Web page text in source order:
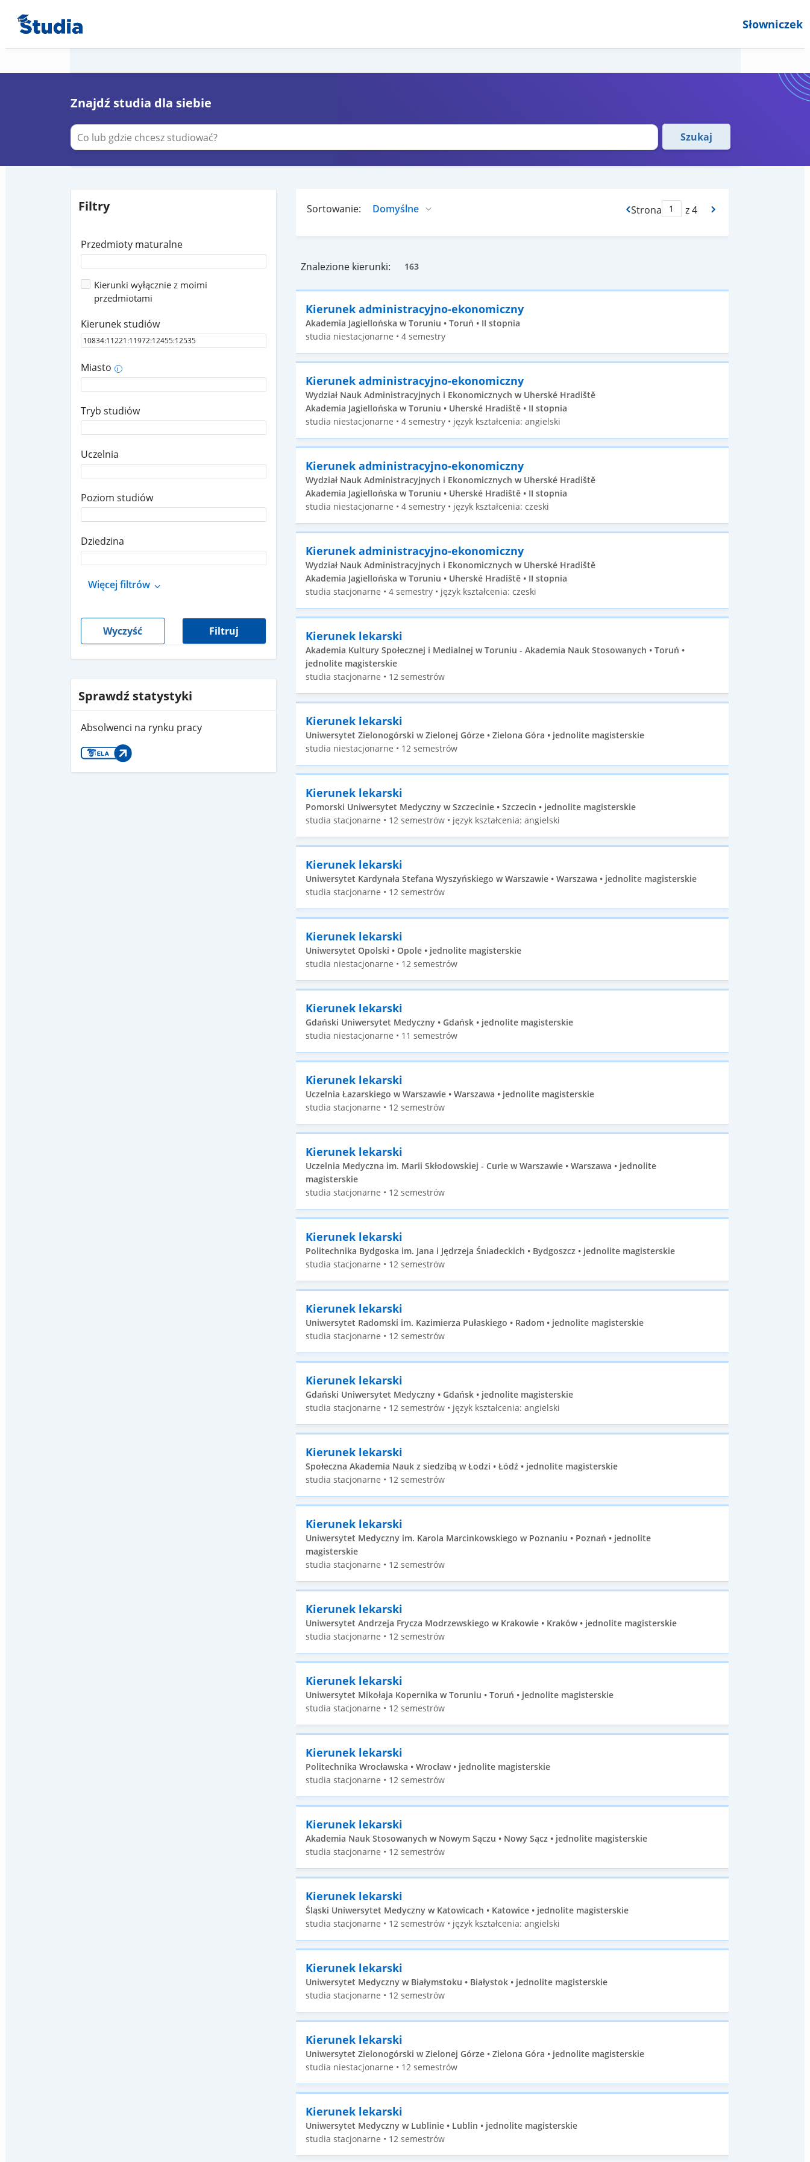
Słowniczek
Znajdź studia dla siebie
Szukaj
Filtry
Przedmioty maturalne
Kierunki wyłącznie z moimi
przedmiotami
Kierunek studiów
Miasto i
Tryb studiów
Uczelnia
Poziom studiów
Dziedzina
Więcej filtrów
Wyczyść Filtruj
Sprawdź statystyki
Absolwenci na rynku pracy
Sortowanie: Strona z 4
Znalezione kierunki: 163
Kierunek administracyjno-ekonomiczny
Akademia Jagiellońska w Toruniu • Toruń • II stopnia
studia niestacjonarne • 4 semestry
Kierunek administracyjno-ekonomiczny
Wydział Nauk Administracyjnych i Ekonomicznych w Uherské Hradiště
Akademia Jagiellońska w Toruniu • Uherské Hradiště • II stopnia
studia niestacjonarne • 4 semestry • język kształcenia: angielski
Kierunek administracyjno-ekonomiczny
Wydział Nauk Administracyjnych i Ekonomicznych w Uherské Hradiště
Akademia Jagiellońska w Toruniu • Uherské Hradiště • II stopnia
studia niestacjonarne • 4 semestry • język kształcenia: czeski
Kierunek administracyjno-ekonomiczny
Wydział Nauk Administracyjnych i Ekonomicznych w Uherské Hradiště
Akademia Jagiellońska w Toruniu • Uherské Hradiště • II stopnia
studia stacjonarne • 4 semestry • język kształcenia: czeski
Kierunek lekarski
Akademia Kultury Społecznej i Medialnej w Toruniu - Akademia Nauk Stosowanych • Toruń •
jednolite magisterskie
studia stacjonarne • 12 semestrów
Kierunek lekarski
Uniwersytet Zielonogórski w Zielonej Górze • Zielona Góra • jednolite magisterskie
studia niestacjonarne • 12 semestrów
Kierunek lekarski
Pomorski Uniwersytet Medyczny w Szczecinie • Szczecin • jednolite magisterskie
studia stacjonarne • 12 semestrów • język kształcenia: angielski
Kierunek lekarski
Uniwersytet Kardynała Stefana Wyszyńskiego w Warszawie • Warszawa • jednolite magisterskie
studia stacjonarne • 12 semestrów
Kierunek lekarski
Uniwersytet Opolski • Opole • jednolite magisterskie
studia niestacjonarne • 12 semestrów
Kierunek lekarski
Gdański Uniwersytet Medyczny • Gdańsk • jednolite magisterskie
studia niestacjonarne • 11 semestrów
Kierunek lekarski
Uczelnia Łazarskiego w Warszawie • Warszawa • jednolite magisterskie
studia stacjonarne • 12 semestrów
Kierunek lekarski
Uczelnia Medyczna im. Marii Skłodowskiej - Curie w Warszawie • Warszawa • jednolite
magisterskie
studia stacjonarne • 12 semestrów
Kierunek lekarski
Politechnika Bydgoska im. Jana i Jędrzeja Śniadeckich • Bydgoszcz • jednolite magisterskie
studia stacjonarne • 12 semestrów
Kierunek lekarski
Uniwersytet Radomski im. Kazimierza Pułaskiego • Radom • jednolite magisterskie
studia stacjonarne • 12 semestrów
Kierunek lekarski
Gdański Uniwersytet Medyczny • Gdańsk • jednolite magisterskie
studia stacjonarne • 12 semestrów • język kształcenia: angielski
Kierunek lekarski
Społeczna Akademia Nauk z siedzibą w Łodzi • Łódź • jednolite magisterskie
studia stacjonarne • 12 semestrów
Kierunek lekarski
Uniwersytet Medyczny im. Karola Marcinkowskiego w Poznaniu • Poznań • jednolite
magisterskie
studia stacjonarne • 12 semestrów
Kierunek lekarski
Uniwersytet Andrzeja Frycza Modrzewskiego w Krakowie • Kraków • jednolite magisterskie
studia stacjonarne • 12 semestrów
Kierunek lekarski
Uniwersytet Mikołaja Kopernika w Toruniu • Toruń • jednolite magisterskie
studia stacjonarne • 12 semestrów
Kierunek lekarski
Politechnika Wrocławska • Wrocław • jednolite magisterskie
studia stacjonarne • 12 semestrów
Kierunek lekarski
Akademia Nauk Stosowanych w Nowym Sączu • Nowy Sącz • jednolite magisterskie
studia stacjonarne • 12 semestrów
Kierunek lekarski
Śląski Uniwersytet Medyczny w Katowicach • Katowice • jednolite magisterskie
studia stacjonarne • 12 semestrów • język kształcenia: angielski
Kierunek lekarski
Uniwersytet Medyczny w Białymstoku • Białystok • jednolite magisterskie
studia stacjonarne • 12 semestrów
Kierunek lekarski
Uniwersytet Zielonogórski w Zielonej Górze • Zielona Góra • jednolite magisterskie
studia niestacjonarne • 12 semestrów
Kierunek lekarski
Uniwersytet Medyczny w Lublinie • Lublin • jednolite magisterskie
studia stacjonarne • 12 semestrów